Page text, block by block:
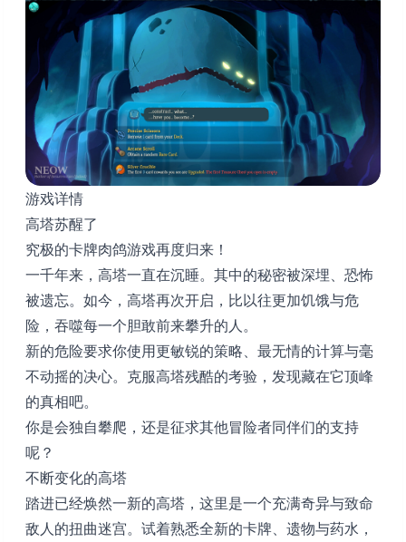
游戏详情
高塔苏醒了
究极的卡牌肉鸽游戏再度归来！
一千年来，高塔一直在沉睡。其中的秘密被深埋、恐怖
被遗忘。如今，高塔再次开启，比以往更加饥饿与危
险，吞噬每一个胆敢前来攀升的人。
新的危险要求你使用更敏锐的策略、最无情的计算与毫
不动摇的决心。克服高塔残酷的考验，发现藏在它顶峰
的真相吧。
你是会独自攀爬，还是征求其他冒险者同伴们的支持
呢？
不断变化的高塔
踏进已经焕然一新的高塔，这里是一个充满奇异与致命
敌人的扭曲迷宫。试着熟悉全新的卡牌、遗物与药水，